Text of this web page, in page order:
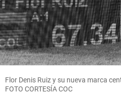
Mundo
Han muerto
más de 300
Flor Denis Ruiz y su nueva marca
FOTO CORTESÍA COC